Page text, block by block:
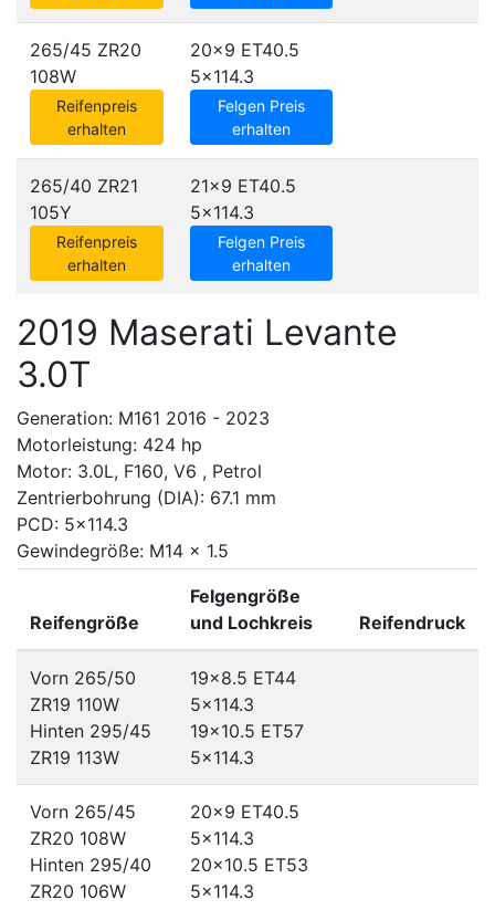
265/45 ZR20
108W
Reifenpreis
erhalten
20x9 ET40.5
5x114.3
Felgen Preis
erhalten
265/40 ZR21
105Y
Reifenpreis
erhalten
21x9 ET40.5
5x114.3
Felgen Preis
erhalten
2019 Maserati Levante
3.0T
Generation: M161 2016 - 2023
Motorleistung: 424 hp
Motor: 3.0L, F160, V6 , Petrol
Zentrierbohrung (DIA): 67.1 mm
PCD: 5x114.3
Gewindegröße: M14 x 1.5
Reifengröße
Felgengröße
und Lochkreis
Reifendruck
Vorn 265/50
ZR19 110W
Hinten 295/45
ZR19 113W
19x8.5 ET44
5x114.3
19x10.5 ET57
5x114.3
Vorn 265/45
ZR20 108W
Hinten 295/40
ZR20 106W
20x9 ET40.5
5x114.3
20x10.5 ET53
5x114.3